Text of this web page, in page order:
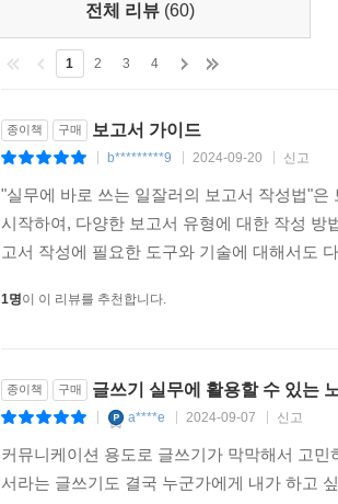
전체 리뷰 (60)
1 2 3 4
종이책 구매 보고서 가이드
b*********9 2024-09-20 신고
"실무에 바로 쓰는 일잘러의 보고서 작성법"
시작하여, 다양한 보고서 유형에 대한 작성 방
고서 작성에 필요한 도구와 기술에 대해서도
1명이 이 리뷰를 추천합니다.
종이책 구매 글쓰기 실무에 활용할 수 있는
a****e 2024-09-07 신고
커뮤니케이션 용도로 글쓰기가 막막해서 고
서라는 글쓰기도 결국 누군가에게 내가 하고